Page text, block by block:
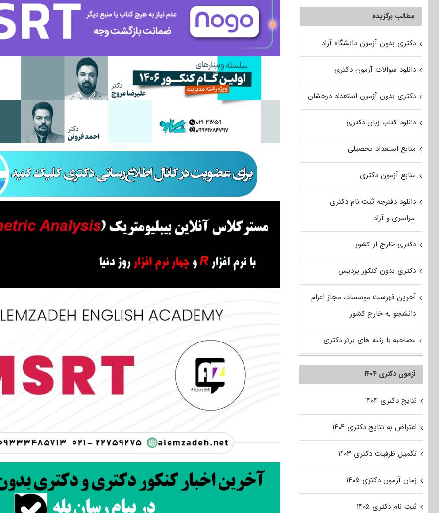
مطالب برگزیده
دکتری بدون آزمون دانشگاه آزاد
دانلود سوالات آزمون دکتری
دکتری بدون آزمون استعداد درخشان
دانلود کتاب زبان دکتری
منابع استعداد تحصیلی
منابع آزمون دکتری
دانلود دفترچه ثبت نام دکتری
سراسری و آزاد
دکتری خارج از کشور
دکتری بدون کنکور پردیس
آخرین فهرست موسسات مجاز اعزام
دانشجو به خارج کشور
مصاحبه با رتبه های برتر دکتری
آزمون دکتری ۱۴۰۴
نتایج دکتری ۱۴۰۴
اعتراض به نتایج دکتری ۱۴۰۴
تکمیل ظرفیت دکتری ۱۴۰۳
زمان آزمون دکتری ۱۴۰۵
ثبت نام دکتری ۱۴۰۵